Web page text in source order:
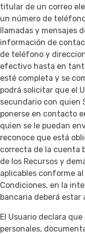
titular de un correo
un número de
llamadas y mensajes
información de
de teléfono y
efectivo hasta en
esté completa y se
podrá solicitar que el
secundario con quien
ponerse en contacto
quien se le puedan
reconoce que está
correcta de la cuenta
de los Recursos y
aplicables conforme
Condiciones, en la
bancaria deberá estar
El Usuario declara
personales,